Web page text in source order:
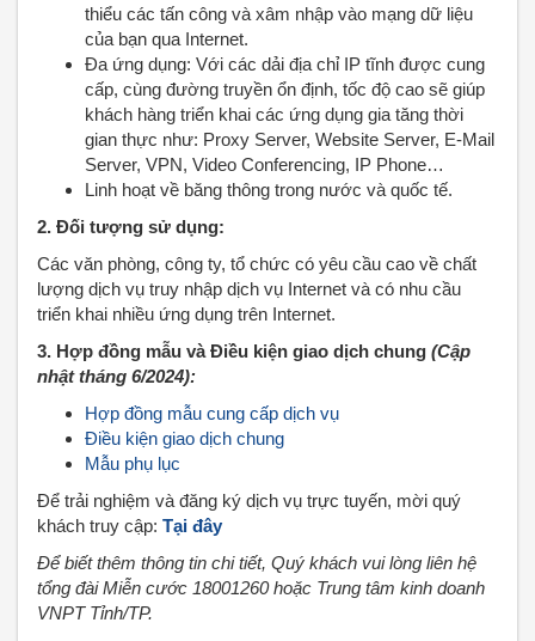
thiểu các tấn công và xâm nhập vào mạng dữ liệu
của bạn qua Internet.
Đa ứng dụng: Với các dải địa chỉ IP tĩnh được cung
cấp, cùng đường truyền ổn định, tốc độ cao sẽ giúp
khách hàng triển khai các ứng dụng gia tăng thời
gian thực như: Proxy Server, Website Server, E-Mail
Server, VPN, Video Conferencing, IP Phone…
Linh hoạt về băng thông trong nước và quốc tế.
2. Đối tượng sử dụng:
Các văn phòng, công ty, tổ chức có yêu cầu cao về chất
lượng dịch vụ truy nhập dịch vụ Internet và có nhu cầu
triển khai nhiều ứng dụng trên Internet.
3. Hợp đồng mẫu và Điều kiện giao dịch chung (Cập
nhật tháng 6/2024):
Hợp đồng mẫu cung cấp dịch vụ
Điều kiện giao dịch chung
Mẫu phụ lục
Để trải nghiệm và đăng ký dịch vụ trực tuyến, mời quý
khách truy cập: Tại đây
Để biết thêm thông tin chi tiết, Quý khách vui lòng liên hệ
tổng đài Miễn cước 18001260 hoặc Trung tâm kinh doanh
VNPT Tỉnh/TP.